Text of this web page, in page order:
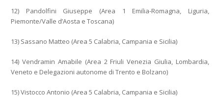
12) Pandolfini Giuseppe (Area 1 Emilia-Romagna, Liguria,
Piemonte/Valle d’Aosta e Toscana)
13) Sassano Matteo (Area 5 Calabria, Campania e Sicilia)
14) Vendramin Amabile (Area 2 Friuli Venezia Giulia, Lombardia,
Veneto e Delegazioni autonome di Trento e Bolzano)
15) Vistocco Antonio (Area 5 Calabria, Campania e Sicilia)